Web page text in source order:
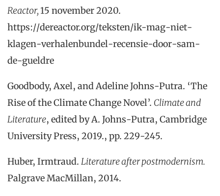
Reactor,15 november 2020.
https://dereactor.org/teksten/ik-mag-niet-
klagen-verhalenbundel-recensie-door-sam-
de-gueldre
Goodbody, Axel, and Adeline Johns-Putra. ‘The
Rise of the Climate Change Novel’. Climate and
Literature, edited by A. Johns-Putra, Cambridge
University Press, 2019., pp. 229-245.
Huber, Irmtraud. Literature after postmodernism.
Palgrave MacMillan, 2014.